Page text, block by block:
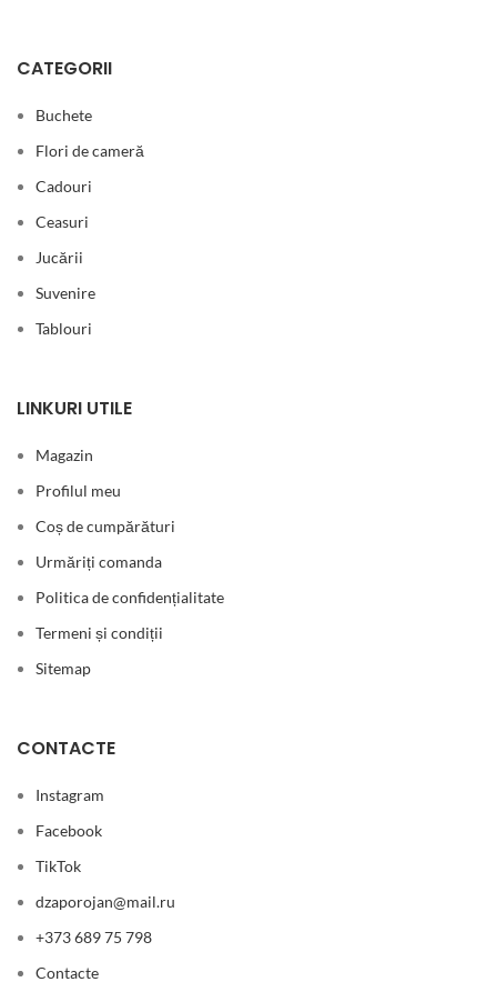
CATEGORII
Buchete
Flori de cameră
Cadouri
Ceasuri
Jucării
Suvenire
Tablouri
LINKURI UTILE
Magazin
Profilul meu
Coș de cumpărături
Urmăriți comanda
Politica de confidențialitate
Termeni și condiții
Sitemap
CONTACTE
Instagram
Facebook
TikTok
dzaporojan@mail.ru
+373 689 75 798
Contacte